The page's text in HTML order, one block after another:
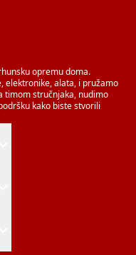
opremu doma.
elektronike, alata, i pružamo
timom stručnjaka, nudimo
kako biste stvorili